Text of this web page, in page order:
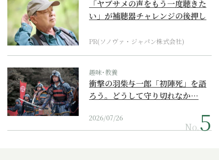
「ヤブサメの声をもう一度聴きた
い」が補聴器チャレンジの後押し
PR(ソノヴァ・ジャパン株式会社)
趣味･教養
衝撃の羽柴与一郎「初陣死」を語
ろう。どうして守り切れなか…
2026/07/26
No.